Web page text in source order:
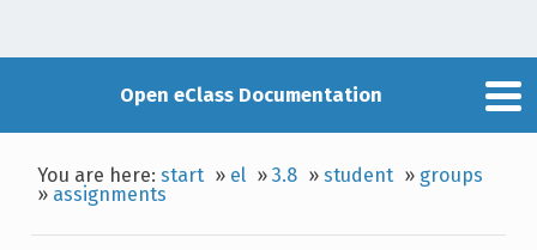
Open eClass Documentation
You are here:start » el »3.8 »student » groups
» assignments